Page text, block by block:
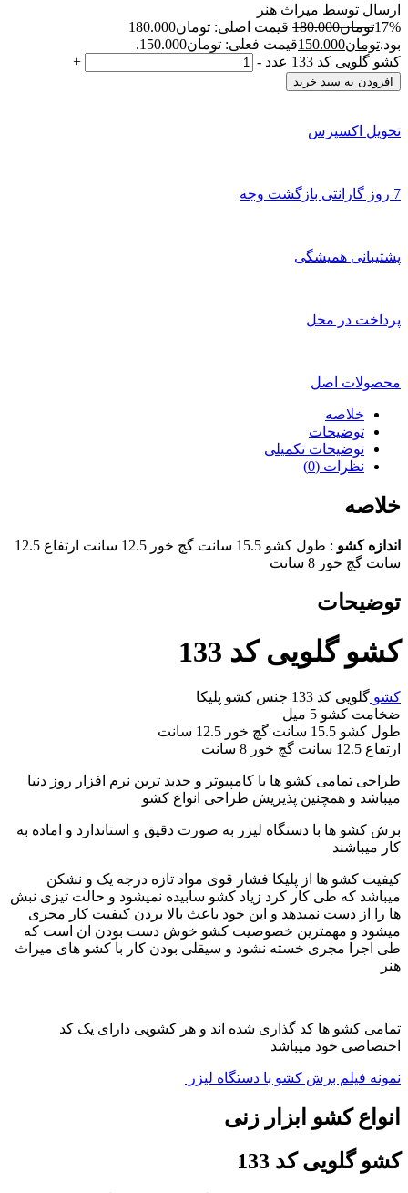
ارسال توسط میراث هنر
17%تومان180.000
قیمت اصلی: تومان180.000
بود.تومان150.000قیمت فعلی: تومان150.000.
کشو گلویی کد 133 عدد
-
+
افزودن به سبد خرید
تحویل اکسپرس
7 روز گارانتی بازگشت وجه
پشتیبانی همیشگی
پرداخت در محل
محصولات اصل
خلاصه
توضیحات
توضیحات تکمیلی
نظرات (0)
خلاصه
اندازه کشو
: طول کشو 15.5 سانت گچ خور 12.5 سانت ارتفاع 12.5
سانت گچ خور 8 سانت
توضیحات
کشو گلویی کد 133
کشو گلویی کد 133 جنس کشو پلیکا
ضخامت کشو 5 میل
طول کشو 15.5 سانت گچ خور 12.5 سانت
ارتفاع 12.5 سانت گچ خور 8 سانت
طراحی تمامی کشو ها با کامپیوتر و جدید ترین نرم افزار روز دنیا
میباشد و همچنین پذیریش طراحی انواع کشو
برش کشو ها با دستگاه لیزر به صورت دقیق و استاندارد و اماده به
کار میباشند
کیفیت کشو ها از پلیکا فشار قوی مواد تازه درجه یک و نشکن
میباشد که طی کار کرد زیاد کشو سابیده نمیشود و حالت تیزی نبش
ها را از دست نمیدهد و این خود باعث بالا بردن کیفیت کار مجری
میشود و مهمترین خصوصیت کشو خوش دست بودن ان است که
طی اجرا مجری خسته نشود و سیقلی بودن کار با کشو های میراث
هنر
تمامی کشو ها کد گذاری شده اند و هر کشویی دارای یک کد
اختصاصی خود میباشد
نمونه فیلم برش کشو با دستگاه لیزر
انواع کشو ابزار زنی
کشو گلویی کد 133